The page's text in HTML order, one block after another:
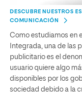
DESCUBRE NUESTROS
COMUNICACIÓN
Como estudiamos en
Integrada, una de las
publicitario es el
usuario quiere algo
disponibles por los
sociedad debido a la